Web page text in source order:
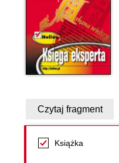
Czytaj fragment
Książka